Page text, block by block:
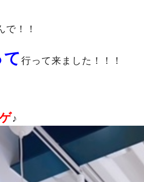
で！！
行って来ました！！！
♪